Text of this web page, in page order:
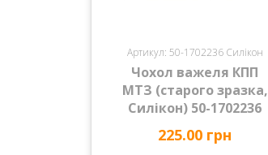
Артикул: 50-1702236 Силікон
Чохол важеля КПП
МТЗ (старого зразка,
Силікон) 50-1702236
225.00 грн